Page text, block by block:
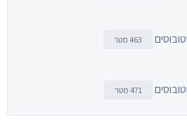
463 מטר
471 מטר